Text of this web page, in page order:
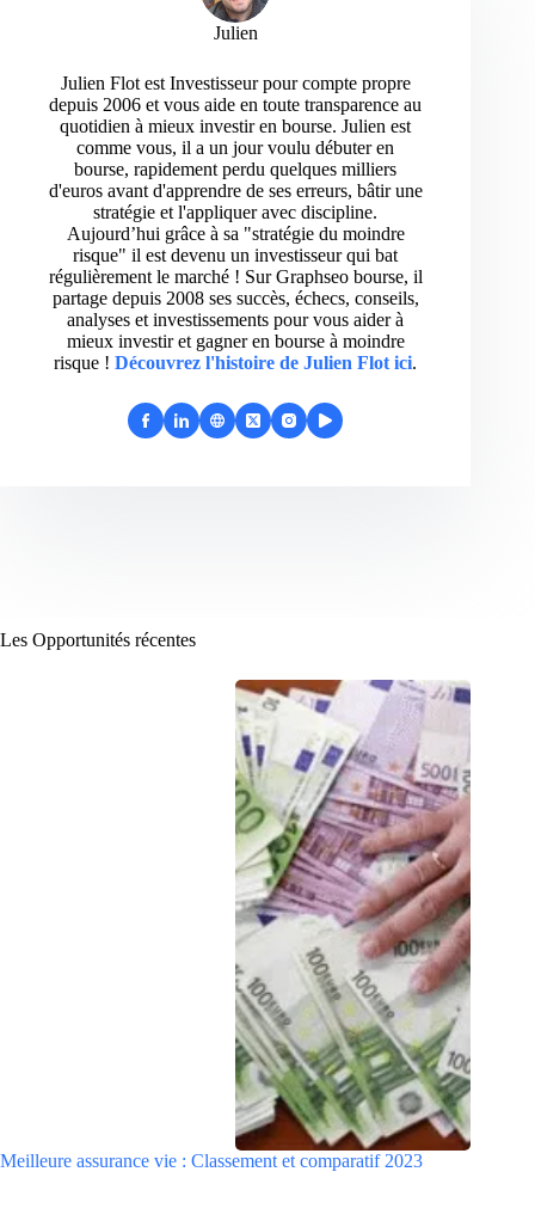
Julien
Julien Flot est Investisseur pour compte propre
depuis 2006 et vous aide en toute transparence au
quotidien à mieux investir en bourse. Julien est
comme vous, il a un jour voulu débuter en
bourse, rapidement perdu quelques milliers
d'euros avant d'apprendre de ses erreurs, bâtir une
stratégie et l'appliquer avec discipline.
Aujourd’hui grâce à sa "stratégie du moindre
risque" il est devenu un investisseur qui bat
régulièrement le marché ! Sur Graphseo bourse, il
partage depuis 2008 ses succès, échecs, conseils,
analyses et investissements pour vous aider à
mieux investir et gagner en bourse à moindre
risque ! Découvrez l'histoire de Julien Flot ici.
Les Opportunités récentes
Meilleure assurance vie : Classement et comparatif 2023